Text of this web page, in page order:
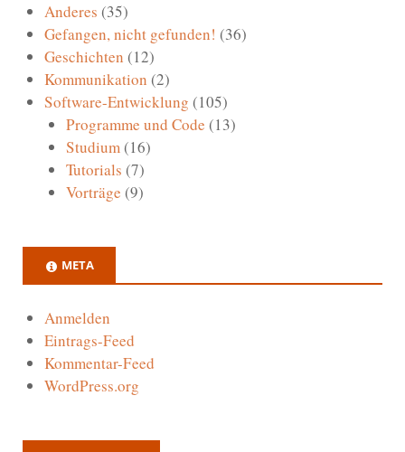
Anderes (35)
Gefangen, nicht gefunden! (36)
Geschichten (12)
Kommunikation (2)
Software-Entwicklung (105)
Programme und Code (13)
Studium(16)
Tutorials (7)
Vorträge (9)
META
Anmelden
Eintrags-Feed
Kommentar-Feed
WordPress.org